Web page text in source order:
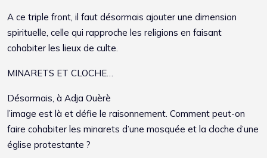
A ce triple front, il faut désormais ajouter une dimension
spirituelle, celle qui rapproche les religions en faisant
cohabiter les lieux de culte.
MINARETS ET CLOCHE…
Désormais, à Adja Ouèrè
l’image est là et défie le raisonnement. Comment peut-on
faire cohabiter les minarets d’une mosquée et la cloche d’une
église protestante ?